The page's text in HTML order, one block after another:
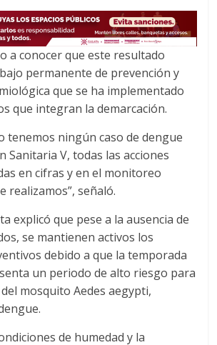
a conocer que este resultado
permanente de prevención y
que se ha implementado
que integran la demarcación.
tenemos ningún caso de dengue
Sanitaria V, todas las acciones
en cifras y en el monitoreo
realizamos”, señaló.
explicó que pese a la ausencia de
se mantienen activos los
debido a que la temporada
un periodo de alto riesgo para
mosquito Aedes aegypti,
de humedad y la